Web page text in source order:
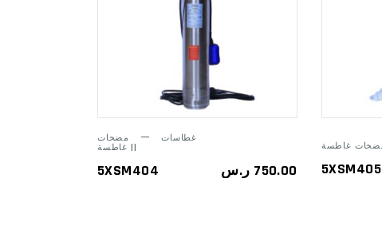
ADD TO
CART
غطاسات مضخات
غاطسة ||
5XSM404 750.00 ر.س 5XSM405